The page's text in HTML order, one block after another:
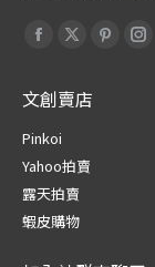
Find us on:
Facebook
opens
in
new
window
X
opens
new
window
文創賣店
Pinkoi
Yahoo拍賣
露天拍賣
蝦皮購物